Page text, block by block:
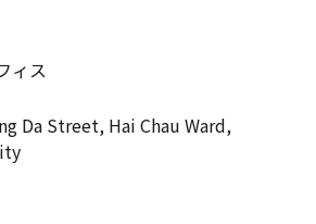
ィス
Da Street, Hai Chau Ward,